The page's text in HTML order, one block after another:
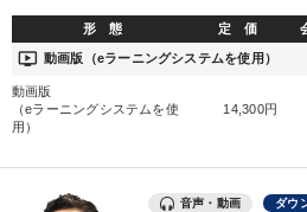
形 態 定 価
ondemand_video 動画版（eラーニングシステムを使用）
動画版
（eラーニングシステムを使
用）
14,300円
音声・動画 ダウ